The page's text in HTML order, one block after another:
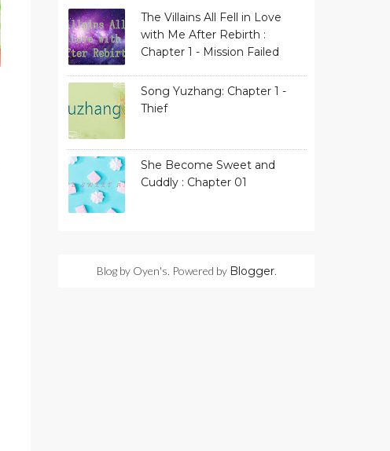
The Villains All Fell in Love
with Me After Rebirth :
Chapter 1 - Mission Failed
Song Yuzhang: Chapter 1 -
Thief
She Become Sweet and
Cuddly : Chapter 01
Blog by Oyen's. Powered by Blogger.